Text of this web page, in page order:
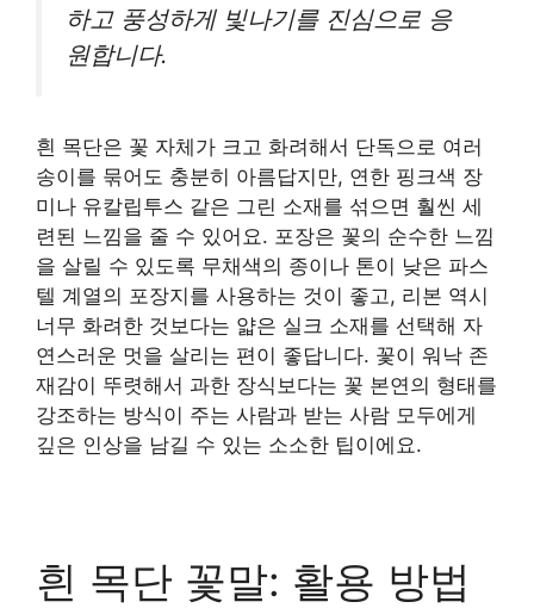
하고 풍성하게 빛나기를 진심으로 응
원합니다.
흰 목단은 꽃 자체가 크고 화려해서 단독으로 여러
송이를 묶어도 충분히 아름답지만, 연한 핑크색 장
미나 유칼립투스 같은 그린 소재를 섞으면 훨씬 세
련된 느낌을 줄 수 있어요. 포장은 꽃의 순수한 느낌
을 살릴 수 있도록 무채색의 종이나 톤이 낮은 파스
텔 계열의 포장지를 사용하는 것이 좋고, 리본 역시
너무 화려한 것보다는 얇은 실크 소재를 선택해 자
연스러운 멋을 살리는 편이 좋답니다. 꽃이 워낙 존
재감이 뚜렷해서 과한 장식보다는 꽃 본연의 형태를
강조하는 방식이 주는 사람과 받는 사람 모두에게
깊은 인상을 남길 수 있는 소소한 팁이에요.
흰 목단 꽃말: 활용 방법